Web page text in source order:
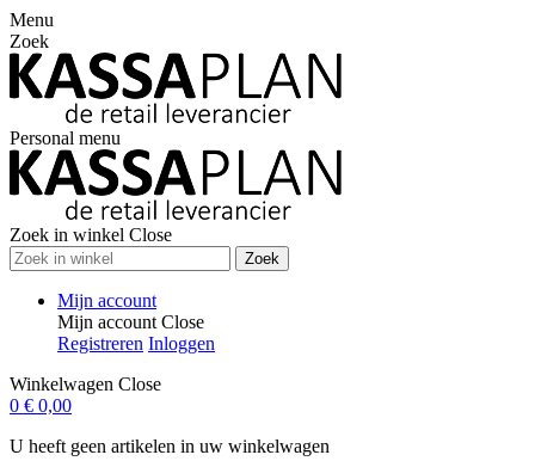
Menu
Zoek
Personal menu
Zoek in winkel Close
Zoek
Mijn account
Mijn account Close
Registreren Inloggen
Winkelwagen Close
0 € 0,00
U heeft geen artikelen in uw winkelwagen